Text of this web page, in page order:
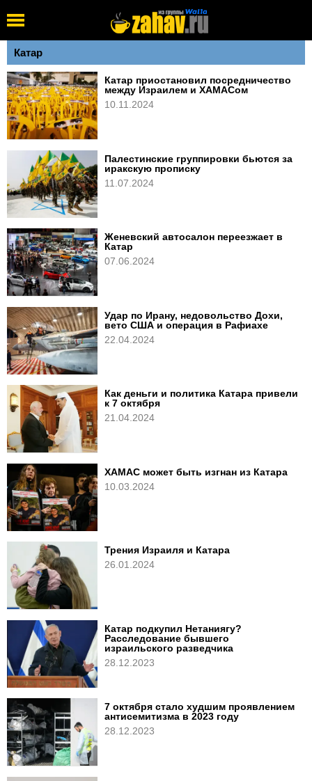
Катар
Катар приостановил посредничество
между Израилем и ХАМАСом
10.11.2024
Палестинские группировки бьются за
иракскую прописку
11.07.2024
Женевский автосалон переезжает в
Катар
07.06.2024
Удар по Ирану, недовольство Дохи,
вето США и операция в Рафиахе
22.04.2024
Как деньги и политика Катара привели
к 7 октября
21.04.2024
ХАМАС может быть изгнан из Катара
10.03.2024
Трения Израиля и Катара
26.01.2024
Катар подкупил Нетаниягу?
Расследование бывшего
израильского разведчика
28.12.2023
7 октября стало худшим проявлением
антисемитизма в 2023 году
28.12.2023